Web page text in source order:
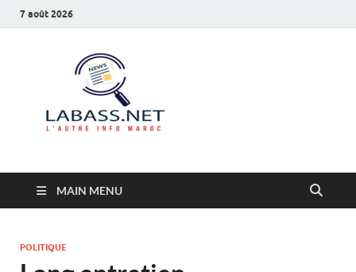
7 août 2026
MAIN MENU
POLITIQUE